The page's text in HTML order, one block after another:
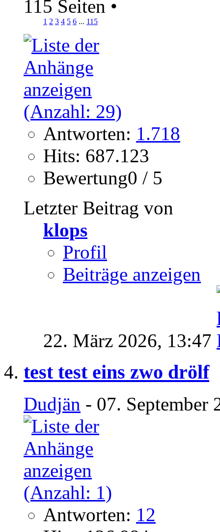
115 Seiten •
1 2 3 4 5 6 ... 115
Antworten: 1.718
Hits: 687.123
Bewertung0 / 5
Letzter Beitrag von
klops
Profil
Beiträge anzeigen
22. März 2026, 13:47
test test eins zwo drölf
Dudjän - 07. September
Antworten: 12